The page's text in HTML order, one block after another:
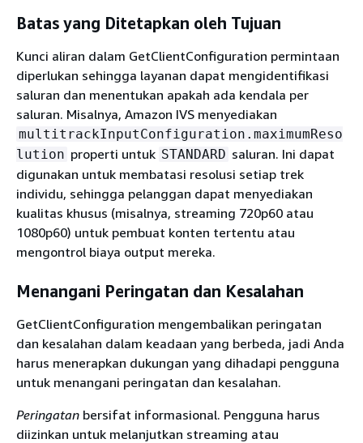
Batas yang Ditetapkan oleh Tujuan
Kunci aliran dalam GetClientConfiguration permintaan
diperlukan sehingga layanan dapat mengidentifikasi
saluran dan menentukan apakah ada kendala per
saluran. Misalnya, Amazon IVS menyediakan
multitrackInputConfiguration.maximumReso
lution properti untuk STANDARD saluran. Ini dapat
digunakan untuk membatasi resolusi setiap trek
individu, sehingga pelanggan dapat menyediakan
kualitas khusus (misalnya, streaming 720p60 atau
1080p60) untuk pembuat konten tertentu atau
mengontrol biaya output mereka.
Menangani Peringatan dan Kesalahan
GetClientConfiguration mengembalikan peringatan
dan kesalahan dalam keadaan yang berbeda, jadi Anda
harus menerapkan dukungan yang dihadapi pengguna
untuk menangani peringatan dan kesalahan.
Peringatan bersifat informasional. Pengguna harus
diizinkan untuk melanjutkan streaming atau